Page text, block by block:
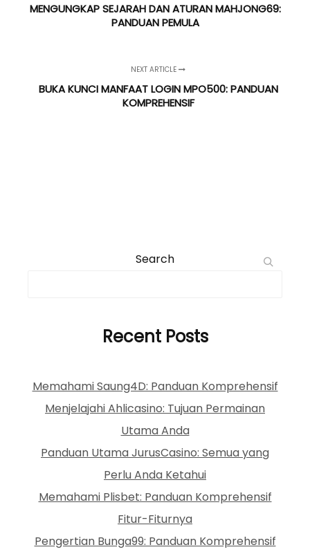
MENGUNGKAP SEJARAH DAN ATURAN MAHJONG69:
PANDUAN PEMULA
NEXT ARTICLE
BUKA KUNCI MANFAAT LOGIN MPO500: PANDUAN
KOMPREHENSIF
Search
Recent Posts
Memahami Saung4D: Panduan Komprehensif
Menjelajahi Ahlicasino: Tujuan Permainan
Utama Anda
Panduan Utama JurusCasino: Semua yang
Perlu Anda Ketahui
Memahami Plisbet: Panduan Komprehensif
Fitur-Fiturnya
Pengertian Bunga99: Panduan Komprehensif